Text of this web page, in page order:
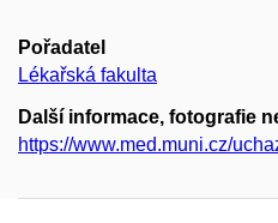
Pořadatel
Lékařská fakulta
Další informace, fotografie
https://www.med.muni.cz/